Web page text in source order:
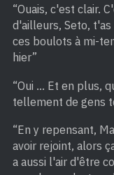
“Ouais, c'est clair.
d'ailleurs, Seto,
ces boulots à mi-
hier”
“Oui … Et en plus,
tellement de gens
“En y repensant,
avoir rejoint, alors
a aussi l'air d'être